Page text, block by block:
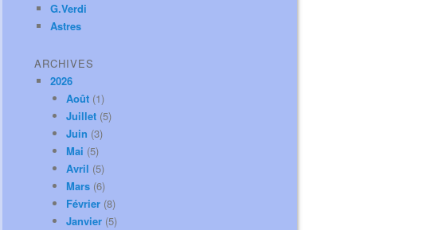
G.Verdi
Astres
ARCHIVES
2026
Août (1)
Juillet (5)
Juin (3)
Mai (5)
Avril (5)
Mars (6)
Février (8)
Janvier (5)